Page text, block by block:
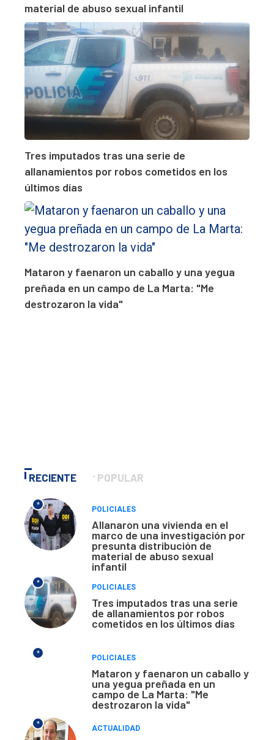
material de abuso sexual infantil
Tres imputados tras una serie de
allanamientos por robos cometidos en los
últimos días
Mataron y faenaron un caballo y una yegua
preñada en un campo de La Marta: "Me
destrozaron la vida"
RECIENTE POPULAR
*
POLICIALES
Allanaron una vivienda en el
marco de una investigación por
presunta distribución de
material de abuso sexual
infantil
*
POLICIALES
Tres imputados tras una serie
de allanamientos por robos
cometidos en los últimos días
*
POLICIALES
Mataron y faenaron un caballo y
una yegua preñada en un
campo de La Marta: "Me
destrozaron la vida"
*
ACTUALIDAD